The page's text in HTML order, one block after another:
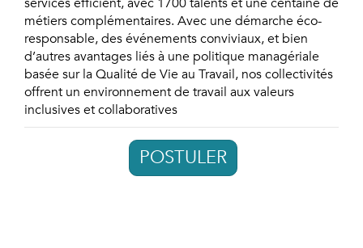
métiers complémentaires. Avec une démarche éco-
responsable, des événements conviviaux, et bien
d’autres avantages liés à une politique managériale
basée sur la Qualité de Vie au Travail, nos collectivités
offrent un environnement de travail aux valeurs
inclusives et collaboratives
POSTULER